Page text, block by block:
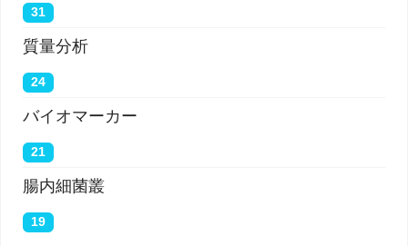
31
質量分析
24
バイオマーカー
21
腸内細菌叢
19